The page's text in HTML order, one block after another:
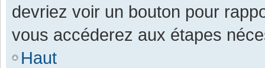
devriez voir un bouton pour
vous accéderez aux étapes
Haut